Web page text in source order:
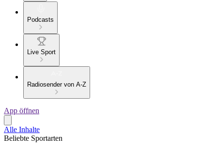
Podcasts
Live Sport
Radiosender von A-Z
App öffnen
Alle Inhalte
Beliebte Sportarten